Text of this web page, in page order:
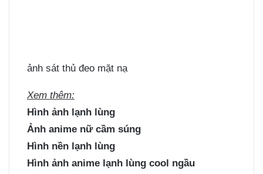
ảnh sát thủ đeo mặt nạ
Xem thêm:
Hình ảnh lạnh lùng
Ảnh anime nữ cầm súng
Hình nền lạnh lùng
Hình ảnh anime lạnh lùng cool ngầu